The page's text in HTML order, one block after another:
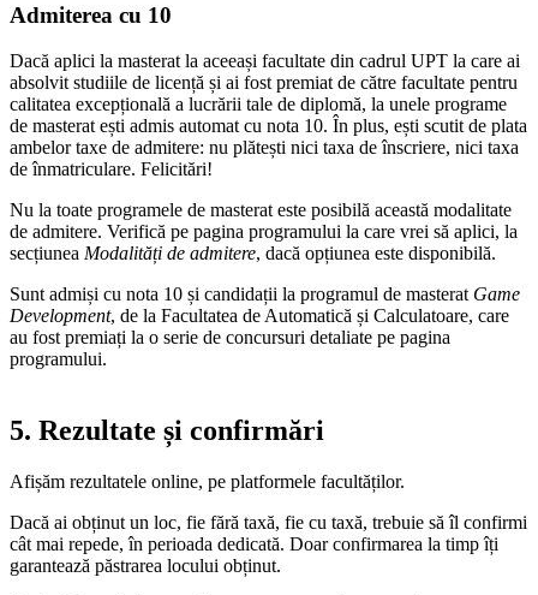
Admiterea cu 10
Dacă aplici la masterat la aceeași facultate din cadrul UPT la care ai
absolvit studiile de licență și ai fost premiat de către facultate pentru
calitatea excepțională a lucrării tale de diplomă, la unele programe
de masterat ești admis automat cu nota 10. În plus, ești scutit de plata
ambelor taxe de admitere: nu plătești nici taxa de înscriere, nici taxa
de înmatriculare. Felicitări!
Nu la toate programele de masterat este posibilă această modalitate
de admitere. Verifică pe pagina programului la care vrei să aplici, la
secțiunea Modalități de admitere, dacă opțiunea este disponibilă.
Sunt admiși cu nota 10 și candidații la programul de masterat Game
Development, de la Facultatea de Automatică și Calculatoare, care
au fost premiați la o serie de concursuri detaliate pe pagina
programului.
5. Rezultate și confirmări
Afișăm rezultatele online, pe platformele facultăților.
Dacă ai obținut un loc, fie fără taxă, fie cu taxă, trebuie să îl confirmi
cât mai repede, în perioada dedicată. Doar confirmarea la timp îți
garantează păstrarea locului obținut.